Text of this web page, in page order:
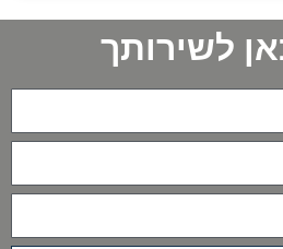
לשירותך